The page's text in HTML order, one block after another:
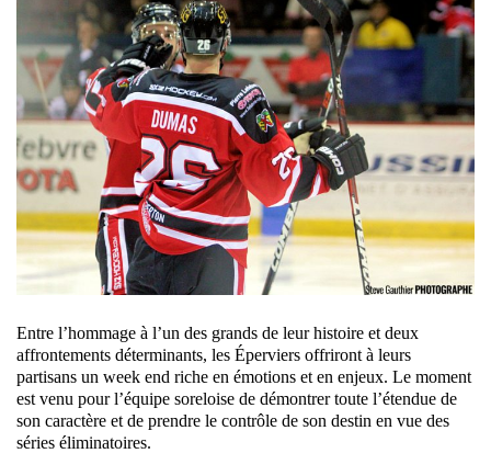
Entre l’hommage à l’un des grands de leur histoire et deux
affrontements déterminants, les Éperviers offriront à leurs
partisans un week end riche en émotions et en enjeux. Le moment
est venu pour l’équipe soreloise de démontrer toute l’étendue de
son caractère et de prendre le contrôle de son destin en vue des
séries éliminatoires.